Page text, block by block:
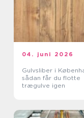
04. juni 2026
Gulvsliber i
sådan får du flotte
trægulve igen